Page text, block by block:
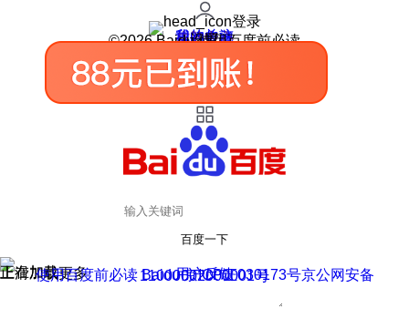
登录
我的关注
我的收藏
皮肤中心
用户反馈
设置
©2026 Baidu 使用百度前必读
百度一下
正在加载
上滑加载更多 用户反馈
使用百度前必读 Baidu 京ICP证030173号
京公网安备11000002000001号